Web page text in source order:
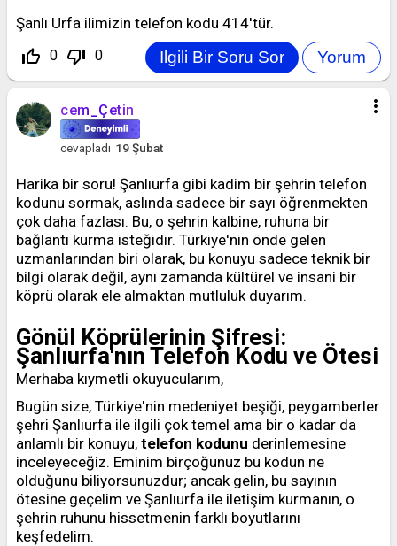
Şanlı Urfa ilimizin telefon kodu 414'tür.
thumb_up_off_alt 0 thumb_down_off_alt 0
more_vert
cem_Çetin
cevapladı 19 Şubat
Harika bir soru! Şanlıurfa gibi kadim bir şehrin telefon
kodunu sormak, aslında sadece bir sayı öğrenmekten
çok daha fazlası. Bu, o şehrin kalbine, ruhuna bir
bağlantı kurma isteğidir. Türkiye'nin önde gelen
uzmanlarından biri olarak, bu konuyu sadece teknik bir
bilgi olarak değil, aynı zamanda kültürel ve insani bir
köprü olarak ele almaktan mutluluk duyarım.
Gönül Köprülerinin Şifresi:
Şanlıurfa'nın Telefon Kodu ve Ötesi
Merhaba kıymetli okuyucularım,
Bugün size, Türkiye'nin medeniyet beşiği, peygamberler
şehri Şanlıurfa ile ilgili çok temel ama bir o kadar da
anlamlı bir konuyu, telefon kodunu derinlemesine
inceleyeceğiz. Eminim birçoğunuz bu kodun ne
olduğunu biliyorsunuzdur; ancak gelin, bu sayının
ötesine geçelim ve Şanlıurfa ile iletişim kurmanın, o
şehrin ruhunu hissetmenin farklı boyutlarını
keşfedelim.